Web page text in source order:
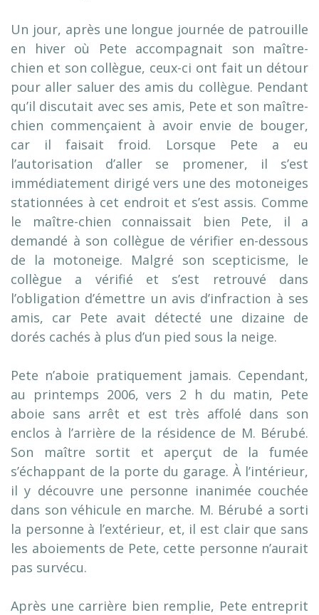
Un jour, après une longue journée de patrouille
en hiver où Pete accompagnait son maître-
chien et son collègue, ceux-ci ont fait un détour
pour aller saluer des amis du collègue. Pendant
qu’il discutait avec ses amis, Pete et son maître-
chien commençaient à avoir envie de bouger,
car il faisait froid. Lorsque Pete a eu
l’autorisation d’aller se promener, il s’est
immédiatement dirigé vers une des motoneiges
stationnées à cet endroit et s’est assis. Comme
le maître-chien connaissait bien Pete, il a
demandé à son collègue de vérifier en-dessous
de la motoneige. Malgré son scepticisme, le
collègue a vérifié et s’est retrouvé dans
l’obligation d’émettre un avis d’infraction à ses
amis, car Pete avait détecté une dizaine de
dorés cachés à plus d’un pied sous la neige.
Pete n’aboie pratiquement jamais. Cependant,
au printemps 2006, vers 2 h du matin, Pete
aboie sans arrêt et est très affolé dans son
enclos à l’arrière de la résidence de M. Bérubé.
Son maître sortit et aperçut de la fumée
s’échappant de la porte du garage. À l’intérieur,
il y découvre une personne inanimée couchée
dans son véhicule en marche. M. Bérubé a sorti
la personne à l’extérieur, et, il est clair que sans
les aboiements de Pete, cette personne n’aurait
pas survécu.
Après une carrière bien remplie, Pete entreprit